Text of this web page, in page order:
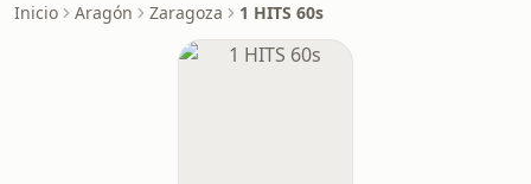
Inicio Aragón Zaragoza 1 HITS 60s